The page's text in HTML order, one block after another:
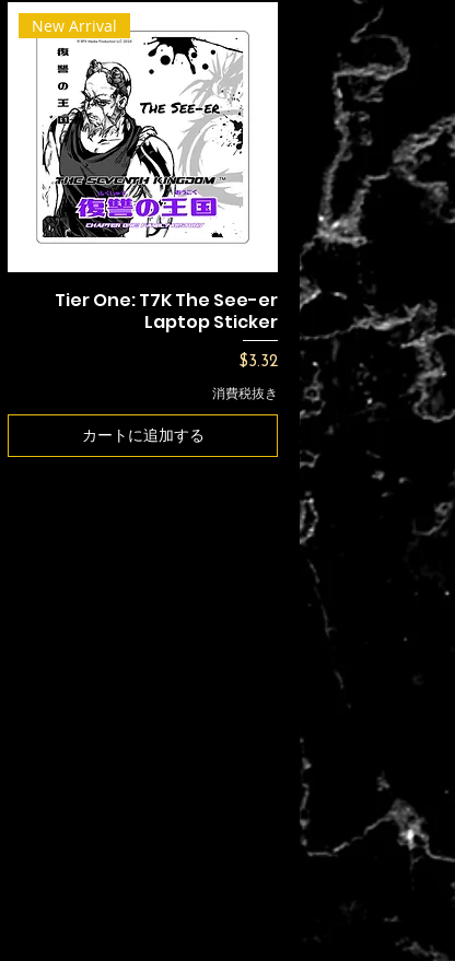
New Arrival
Tier One: T7K The See-er
Laptop Sticker
価格
$3.32
消費税抜き
カートに追加する